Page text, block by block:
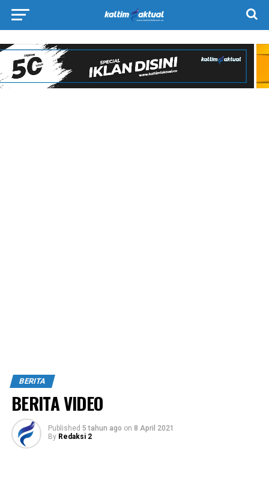
BERITA
BERITA VIDEO
Published 5 tahun ago on 8 April 2021
By Redaksi 2